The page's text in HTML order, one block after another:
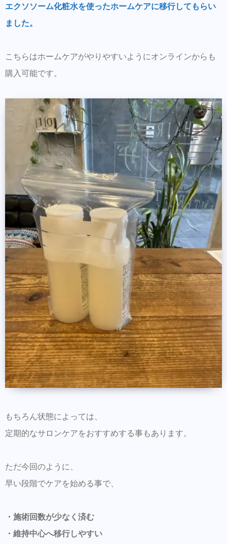
エクソソーム化粧水を使ったホームケアに移行してもらい
ました。
こちらはホームケアがやりやすいようにオンラインからも
購入可能です。
もちろん状態によっては、
定期的なサロンケアをおすすめする事もあります。
ただ今回のように、
早い段階でケアを始める事で、
・施術回数が少なく済む
・維持中心へ移行しやすい